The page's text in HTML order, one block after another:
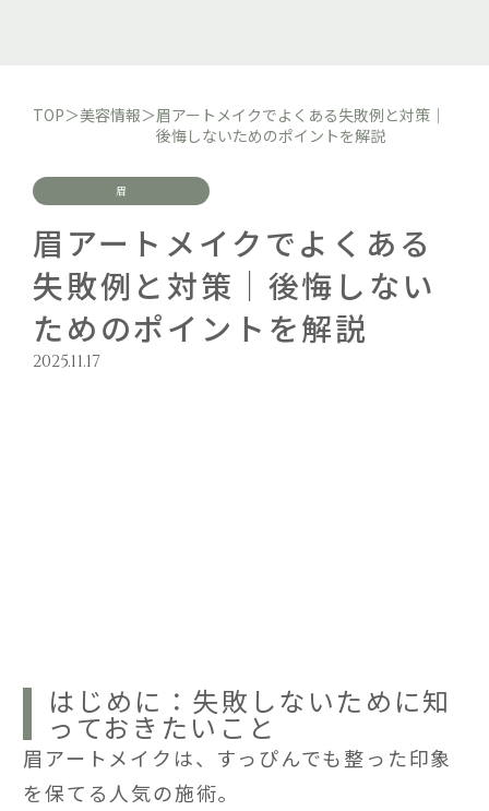
TOP＞美容情報＞眉アートメイクでよくある失敗例と対策｜
後悔しないためのポイントを解説
眉
眉アートメイクでよくある
失敗例と対策｜後悔しない
ためのポイントを解説
2025.11.17
はじめに：失敗しないために知
っておきたいこと
眉アートメイクは、すっぴんでも整った印象
を保てる人気の施術。